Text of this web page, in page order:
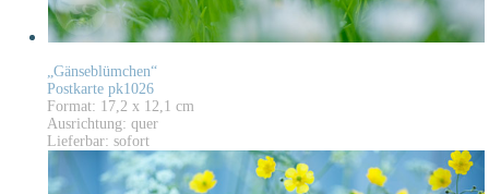
„Gänseblümchen“
Postkarte pk1026
Format: 17,2 x 12,1 cm
Ausrichtung: quer
Lieferbar: sofort